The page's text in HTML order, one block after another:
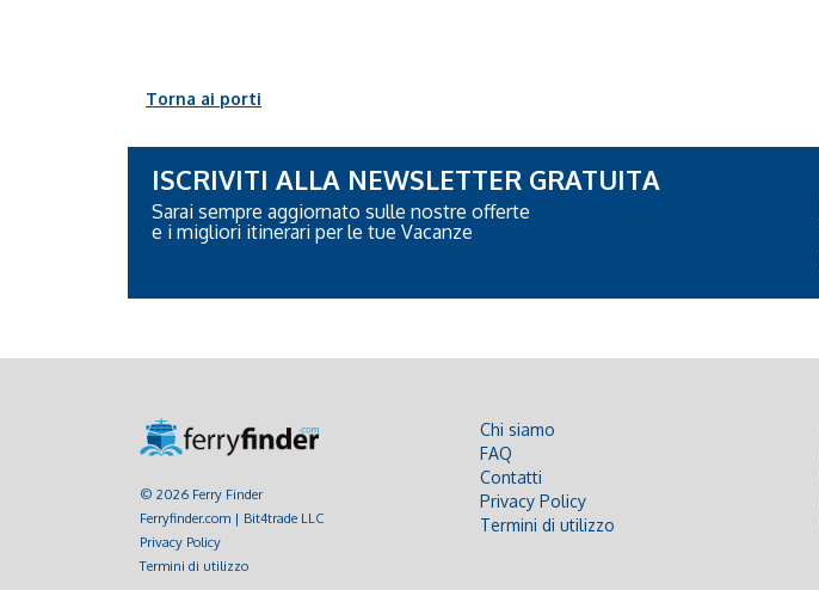
Torna ai porti
ISCRIVITI ALLA NEWSLETTER GRATUITA
Sarai sempre aggiornato sulle nostre offerte
e i migliori itinerari per le tue Vacanze
© 2026 Ferry Finder
Ferryfinder.com | Bit4trade LLC
Privacy Policy
Termini di utilizzo
Chi siamo
FAQ
Contatti
Privacy Policy
Termini di utilizzo